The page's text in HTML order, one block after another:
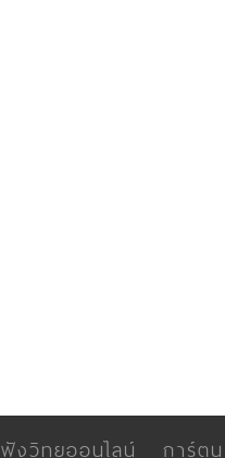
ฟังวิทยุออนไลน์ การ์ตูน